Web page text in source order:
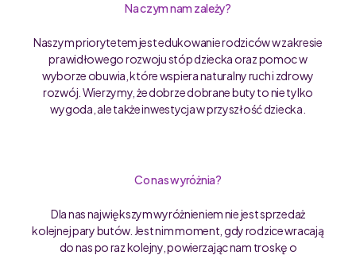
Na czym nam zależy?
Naszym priorytetem jest edukowanie rodziców w zakresie
prawidłowego rozwoju stóp dziecka oraz pomoc w
wyborze obuwia, które wspiera naturalny ruch i zdrowy
rozwój. Wierzymy, że dobrze dobrane buty to nie tylko
wygoda, ale także inwestycja w przyszłość dziecka.
Co nas wyróżnia?
Dla nas największym wyróżnieniem nie jest sprzedaż
kolejnej pary butów. Jest nim moment, gdy rodzice wracają
do nas po raz kolejny, powierzając nam troskę o